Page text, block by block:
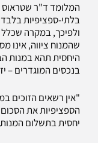
המלומד ד"ר שטראוס
בלתי-ספציפיות
ולפיכך, במקרה
שהמנוח ציווה, אינו
היחסית תהא במנות
בנכסים המוגדרים –
"אין רשאים הזוכים
הספציפיות את
יחסית בתשלום